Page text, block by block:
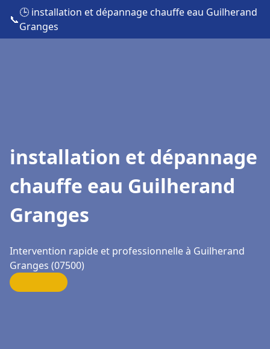
📞
🕒 installation et dépannage chauffe eau Guilherand
Granges
installation et dépannage
chauffe eau Guilherand
Granges
Intervention rapide et professionnelle à Guilherand
Granges (07500)